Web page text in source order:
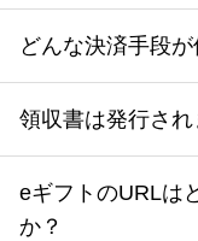
どんな決済手段が
領収書は発行され
eギフトのURLは
か？